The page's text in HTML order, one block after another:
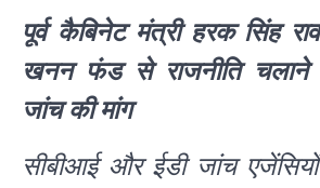
पूर्व कैबिनेट मंत्री हरक सिंह
खनन फंड से राजनीति चलाने
जांच की मांग
सीबीआई और ईडी जांच